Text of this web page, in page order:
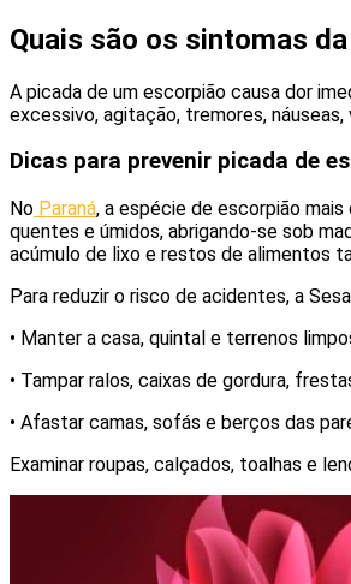
Quais são os sintomas
A picada de um escorpião causa dor
excessivo, agitação, tremores,
Dicas para prevenir picada de
No Paraná, a espécie de escorpião
quentes e úmidos, abrigando-se sob
acúmulo de lixo e restos de alimentos
Para reduzir o risco de acidentes, a
• Manter a casa, quintal e terrenos
• Tampar ralos, caixas de gordura,
• Afastar camas, sofás e berços das
Examinar roupas, calçados, toalhas e